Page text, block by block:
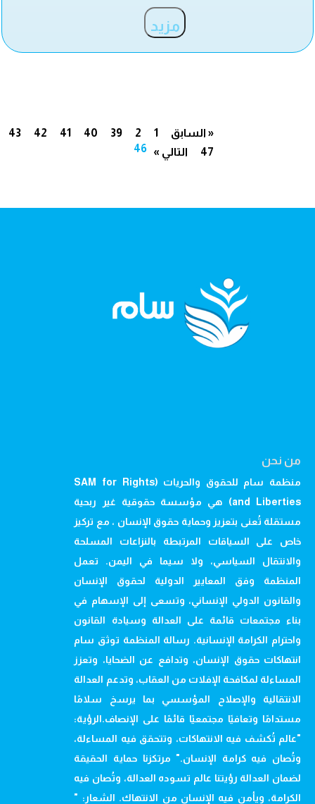
مزيد
« السابق 1
2
39
40
41
42
43
46
47 التالي »
من نحن
منظمة سام للحقوق والحريات (SAM for Rights
and Liberties) هي مؤسسة حقوقية غير ربحية
مستقلة تُعنى بتعزيز وحماية حقوق الإنسان ، مع تركيز
خاص على السياقات المرتبطة بالنزاعات المسلحة
والانتقال السياسي، ولا سيما في اليمن. تعمل
المنظمة وفق المعايير الدولية لحقوق الإنسان
والقانون الدولي الإنساني، وتسعى إلى الإسهام في
بناء مجتمعات قائمة على العدالة وسيادة القانون
واحترام الكرامة الإنسانية. رسالة المنظمة توثق سام
انتهاكات حقوق الإنسان، وتدافع عن الضحايا، وتعزز
المساءلة لمكافحة الإفلات من العقاب، وتدعم العدالة
الانتقالية والإصلاح المؤسسي بما يرسخ سلامًا
مستدامًا وتعافيًا مجتمعيًا قائمًا على الإنصاف.الرؤية:
"عالم تُكشف فيه الانتهاكات، وتتحقق فيه المساءلة،
وتُصان فيه كرامة الإنسان." مرتكزنا حماية الحقيقة
لضمان العدالة رؤيتنا عالم تسوده العدالة، وتُصان فيه
الكرامة، ويأمن فيه الإنسان من الانتهاك. الشعار: "